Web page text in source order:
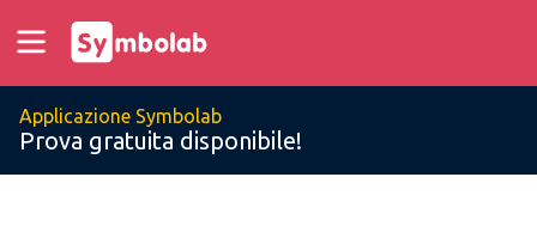
Applicazione Symbolab
Prova gratuita disponibile!